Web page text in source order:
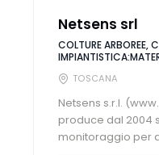
Netsens srl
COLTURE ARBOREE,
TOSCANA
Netsens s.r.l.
produce dal 2004
monitoraggio per